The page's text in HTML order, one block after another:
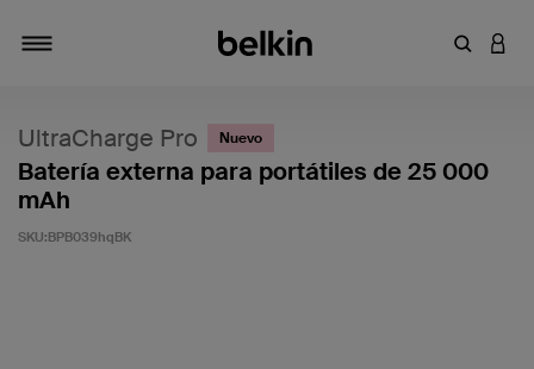
UltraCharge Pro Nuevo
Batería externa para portátiles de 25 000
mAh
SKU:BPB039hqBK